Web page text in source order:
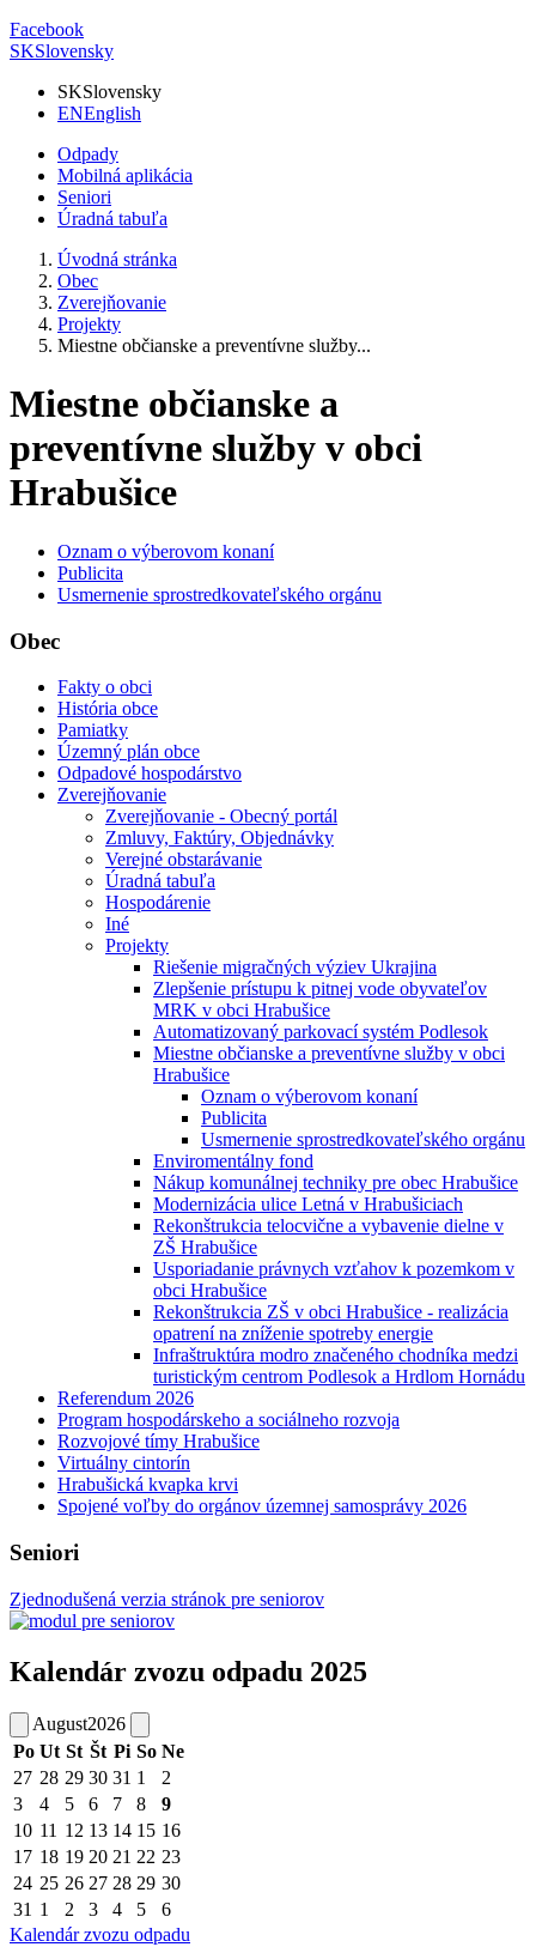
Facebook
SKSlovensky
SKSlovensky
ENEnglish
Odpady
Mobilná aplikácia
Seniori
Úradná tabuľa
Úvodná stránka
Obec
Zverejňovanie
Projekty
Miestne občianske a preventívne služby...
Miestne občianske a
preventívne služby v obci
Hrabušice
Oznam o výberovom konaní
Publicita
Usmernenie sprostredkovateľského orgánu
Obec
Fakty o obci
História obce
Pamiatky
Územný plán obce
Odpadové hospodárstvo
Zverejňovanie
Zverejňovanie - Obecný portál
Zmluvy, Faktúry, Objednávky
Verejné obstarávanie
Úradná tabuľa
Hospodárenie
Iné
Projekty
Riešenie migračných výziev Ukrajina
Zlepšenie prístupu k pitnej vode obyvateľov
MRK v obci Hrabušice
Automatizovaný parkovací systém Podlesok
Miestne občianske a preventívne služby v obci
Hrabušice
Oznam o výberovom konaní
Publicita
Usmernenie sprostredkovateľského orgánu
Enviromentálny fond
Nákup komunálnej techniky pre obec Hrabušice
Modernizácia ulice Letná v Hrabušiciach
Rekonštrukcia telocvične a vybavenie dielne v
ZŠ Hrabušice
Usporiadanie právnych vzťahov k pozemkom v
obci Hrabušice
Rekonštrukcia ZŠ v obci Hrabušice - realizácia
opatrení na zníženie spotreby energie
Infraštruktúra modro značeného chodníka medzi
turistickým centrom Podlesok a Hrdlom Hornádu
Referendum 2026
Program hospodárskeho a sociálneho rozvoja
Rozvojové tímy Hrabušice
Virtuálny cintorín
Hrabušická kvapka krvi
Spojené voľby do orgánov územnej samosprávy 2026
Seniori
Zjednodušená verzia stránok pre seniorov
Kalendár zvozu odpadu 2025
August2026
Po Ut St Št Pi So Ne
27 28 29 30 31 1
2
3
4 5 6 7 8
9
10 11 12 13 14 15 16
17 18 19 20 21 22 23
24 25 26 27 28 29 30
31 1 2 3 4 5
6
Kalendár zvozu odpadu